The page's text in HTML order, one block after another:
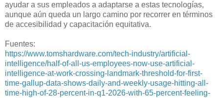
ayudar a sus empleados a adaptarse a estas tecnologías,
aunque aún queda un largo camino por recorrer en términos
de accesibilidad y capacitación equitativa.
Fuentes:
https://www.tomshardware.com/tech-industry/artificial-
intelligence/half-of-all-us-employees-now-use-artificial-
intelligence-at-work-crossing-landmark-threshold-for-first-
time-gallup-data-shows-daily-and-weekly-usage-hitting-all-
time-high-of-28-percent-in-q1-2026-with-65-percent-feeling-